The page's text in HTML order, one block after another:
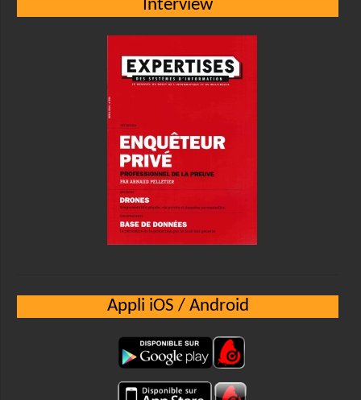
Interview
Appli iOS / Android